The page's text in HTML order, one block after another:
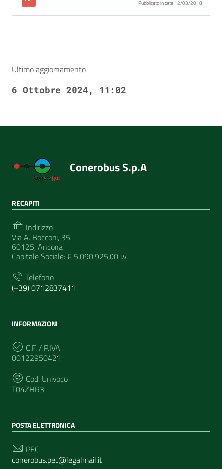
Pubblicato in data 12/03/2018
Ultimo aggiornamento
6 Ottobre 2024, 11:02
Conerobus S.p.A
RECAPITI
Indirizzo
Via A. Bocconi, 35
60125, Ancona
Capitale Sociale: € 5.090.925,00 i.v.
Telefono
(+39) 0712837411
INFORMAZIONI
C.F. / P.IVA
00122950421
Cod. Univoco
T04ZHR3
POSTA ELETTRONICA
PEC
conerobus.pec@legalmail.it